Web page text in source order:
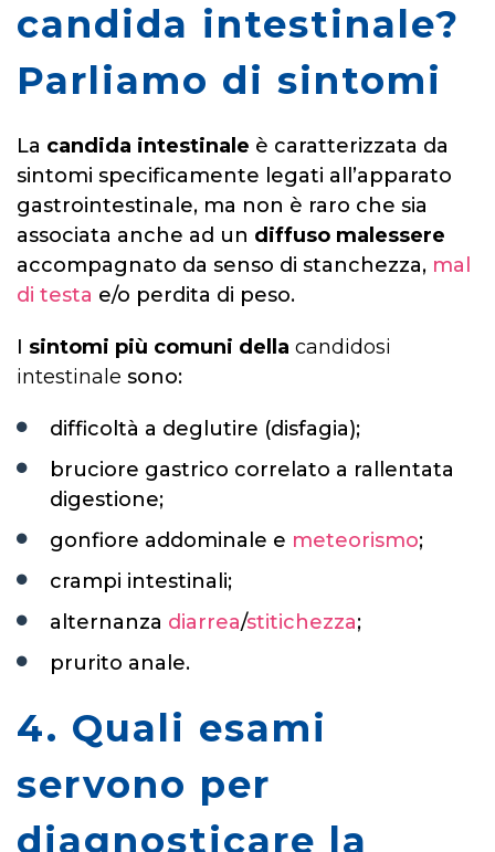
candida intestinale?
Parliamo di sintomi
La candida intestinale è caratterizzata da
sintomi specificamente legati all’apparato
gastrointestinale, ma non è raro che sia
associata anche ad un diffuso malessere
accompagnato da senso di stanchezza, mal
di testa e/o perdita di peso.
I sintomi più comuni della candidosi
intestinale sono:
difficoltà a deglutire (disfagia);
bruciore gastrico correlato a rallentata
digestione;
gonfiore addominale e meteorismo;
crampi intestinali;
alternanza diarrea/stitichezza;
prurito anale.
4. Quali esami
servono per
diagnosticare la